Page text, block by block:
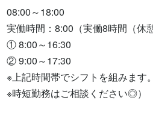
08:00～18:00
実働時間：8:00（実働8時間（休
① 8:00～16:30
② 9:00～17:30
※上記時間帯でシフトを組みます。
※時短勤務はご相談ください◎）